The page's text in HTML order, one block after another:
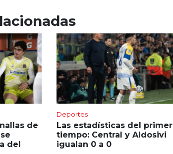
de
del
Deportes
Las estadísticas del primer
tiempo: Central y Aldosivi
igualan 0 a 0